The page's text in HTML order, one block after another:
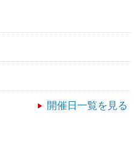
開催日一覧を見る